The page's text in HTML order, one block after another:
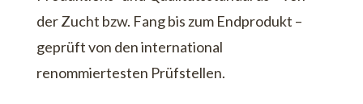
der Zucht bzw. Fang bis zum Endprodukt –
geprüft von den international
renommiertesten Prüfstellen.